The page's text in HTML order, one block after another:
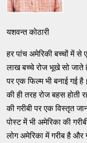
यशवन्‍त कोठारी
हर पांच अमेरिकी बच्‍चों में
लाख बच्‍चे रोज भूखे सो जाते
पर एक फिल्‍म भी बनाई गई
की ही तरह रोज बहस होती
की गरीबी पर एक विस्‍तृत
पोस्‍ट में भी अमेरिका की
लोग अमेरिका में गरीब है और